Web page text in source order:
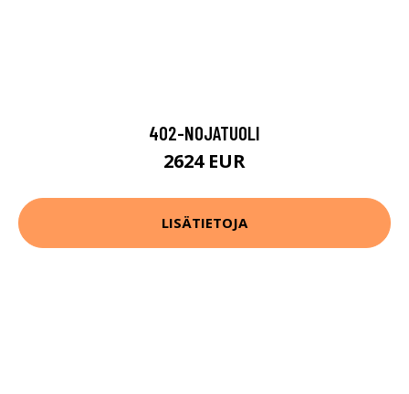
402-NOJATUOLI
2624 EUR
LISÄTIETOJA